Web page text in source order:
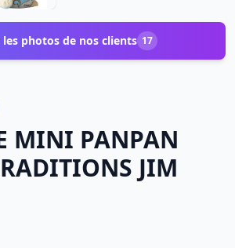
les photos de nos clients 17
MINI PANPAN
JIM